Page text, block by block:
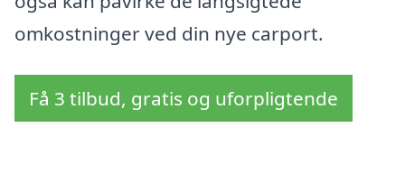
omkostninger ved din nye carport.
Få 3 tilbud, gratis og uforpligtende